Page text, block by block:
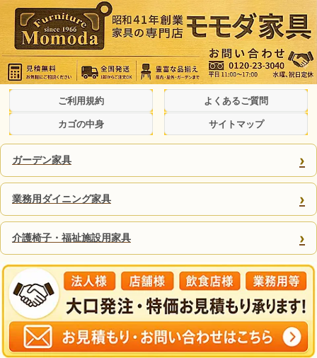
ご利用規約 よくあるご質問
カゴの中身 サイトマップ
ガーデン家具 ›
業務用ダイニング家具 ›
介護椅子・福祉施設用家具 ›